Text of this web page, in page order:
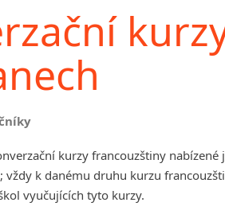
kurzy francouzštiny
vždy k danému druhu kurzu
vyučujících tyto kurzy.